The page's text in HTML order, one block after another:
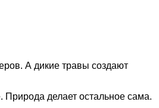
А дикие травы создают
делает остальное сама.